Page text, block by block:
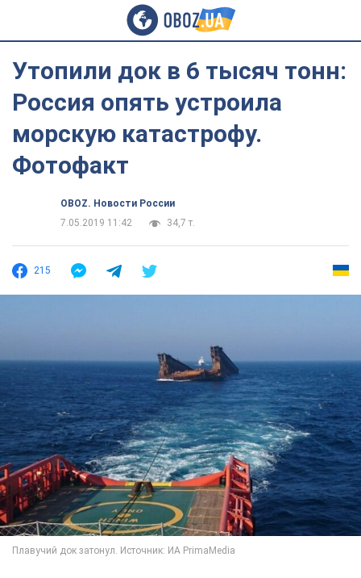
Утопили док в 6 тысяч тонн:
Россия опять устроила
морскую катастрофу.
Фотофакт
OBOZ. Новости России
7.05.2019 11:42
34,7 т.
215